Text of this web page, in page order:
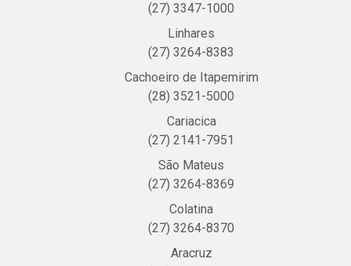
(27) 3347-1000
Linhares
(27) 3264-8383
Cachoeiro de Itapemirim
(28) 3521-5000
Cariacica
(27) 2141-7951
São Mateus
(27) 3264-8369
Colatina
(27) 3264-8370
Aracruz